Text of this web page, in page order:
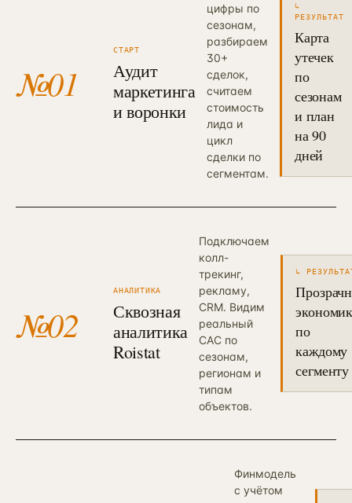
№01
СТАРТ
Аудит
маркетинга
и воронки
цифры по
сезонам,
разбираем
30+
сделок,
считаем
стоимость
лида и
цикл
сделки по
сегментам.
↳
РЕЗУЛЬТАТ
Карта
утечек
по
сезонам
и план
на 90
дней
№02
АНАЛИТИКА
Сквозная
аналитика
Roistat
Подключаем
колл-
трекинг,
рекламу,
CRM. Видим
реальный
CAC по
сезонам,
регионам и
типам
объектов.
↳
по
каждому
сегменту
Финмодель
с учётом